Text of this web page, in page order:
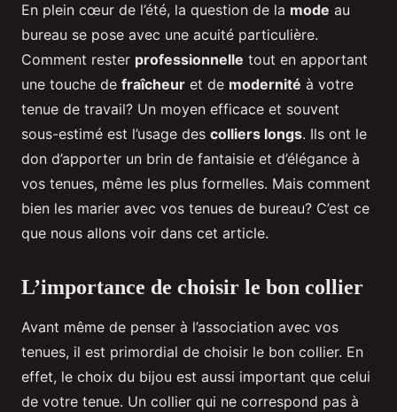
En plein cœur de l’été, la question de la mode au
bureau se pose avec une acuité particulière.
Comment rester professionnelle tout en apportant
une touche de fraîcheur et de modernité à votre
tenue de travail? Un moyen efficace et souvent
sous-estimé est l’usage des colliers longs. Ils ont le
don d’apporter un brin de fantaisie et d’élégance à
vos tenues, même les plus formelles. Mais comment
bien les marier avec vos tenues de bureau? C’est ce
que nous allons voir dans cet article.
L’importance de choisir le bon collier
Avant même de penser à l’association avec vos
tenues, il est primordial de choisir le bon collier. En
effet, le choix du bijou est aussi important que celui
de votre tenue. Un collier qui ne correspond pas à